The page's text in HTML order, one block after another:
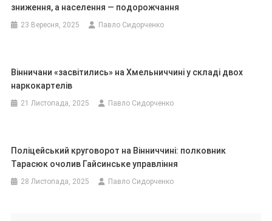
зниження, а населення — подорожчання
23 Вересня, 2025 Павло Сидорченко
Вінничани «засвітились» на Хмельниччині у складі двох
наркокартелів
21 Листопада, 2025 Павло Сидорченко
Поліцейський круговорот на Вінниччині: полковник
Тарасюк очолив Гайсинське управління
28 Листопада, 2025 Павло Сидорченко